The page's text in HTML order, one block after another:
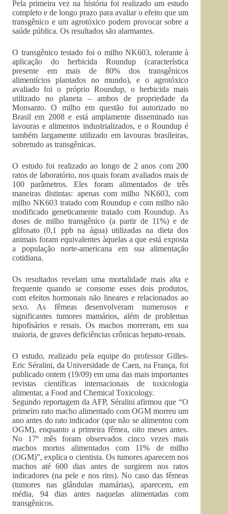
Pela primeira vez na história foi realizado um estudo
completo e de longo prazo para avaliar o efeito que um
transgênico e um agrotóxico podem provocar sobre a
saúde pública. Os resultados são alarmantes.
O transgênico testado foi o milho NK603, tolerante à
aplicação do herbicida Roundup (característica
presente em mais de 80% dos transgênicos
alimentícios plantados no mundo), e o agrotóxico
avaliado foi o próprio Roundup, o herbicida mais
utilizado no planeta – ambos de propriedade da
Monsanto. O milho em questão foi autorizado no
Brasil em 2008 e está amplamente disseminado nas
lavouras e alimentos industrializados, e o Roundup é
também largamente utilizado em lavouras brasileiras,
sobretudo as transgênicas.
O estudo foi realizado ao longo de 2 anos com 200
ratos de laboratório, nos quais foram avaliados mais de
100 parâmetros. Eles foram alimentados de três
maneiras distintas: apenas com milho NK603, com
milho NK603 tratado com Roundup e com milho não
modificado geneticamente tratado com Roundup. As
doses de milho transgênico (a partir de 11%) e de
glifosato (0,1 ppb na água) utilizadas na dieta dos
animais foram equivalentes àquelas a que está exposta
a população norte-americana em sua alimentação
cotidiana.
Os resultados revelam uma mortalidade mais alta e
frequente quando se consome esses dois produtos,
com efeitos hormonais não lineares e relacionados ao
sexo. As fêmeas desenvolveram numerosos e
significantes tumores mamários, além de problemas
hipofisários e renais. Os machos morreram, em sua
maioria, de graves deficiências crônicas hepato-renais.
O estudo, realizado pela equipe do professor Gilles-
Eric Séralini, da Universidade de Caen, na França, foi
publicado ontem (19/09) em uma das mais importantes
revistas científicas internacionais de toxicologia
alimentar, a Food and Chemical Toxicology.
Segundo reportagem da AFP, Séralini afirmou que “O
primeiro rato macho alimentado com OGM morreu um
ano antes do rato indicador (que não se alimentou com
OGM), enquanto a primeira fêmea, oito meses antes.
No 17º mês foram observados cinco vezes mais
machos mortos alimentados com 11% de milho
(OGM)”, explica o cientista. Os tumores aparecem nos
machos até 600 dias antes de surgirem nos ratos
indicadores (na pele e nos rins). No caso das fêmeas
(tumores nas glândulas mamárias), aparecem, em
média, 94 dias antes naquelas alimentadas com
transgênicos.